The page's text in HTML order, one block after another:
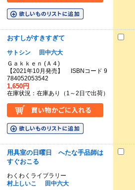
おすしがすきすぎて
サトシン
田中六大
Ｇａｋｋｅｎ (Ａ４)
【2021年10月発売】 ISBNコード 9
784052053542
1,650円
在庫状況：在庫あり（1～2日で出荷）
用具室の日曜日 へたな手品師は
すぐおこる
わくわくライブラリー
村上しいこ
田中六大